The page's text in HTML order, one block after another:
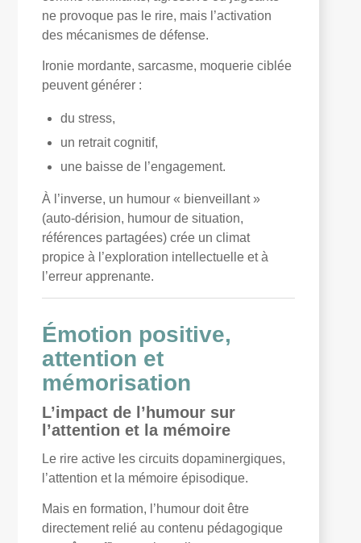
ne provoque pas le rire, mais l’activation
des mécanismes de défense.
Ironie mordante, sarcasme, moquerie ciblée
peuvent générer :
du stress,
un retrait cognitif,
une baisse de l’engagement.
À l’inverse, un humour « bienveillant »
(auto-dérision, humour de situation,
références partagées) crée un climat
propice à l’exploration intellectuelle et à
l’erreur apprenante.
Émotion positive,
attention et
mémorisation
L’impact de l’humour sur
l’attention et la mémoire
Le rire active les circuits dopaminergiques,
l’attention et la mémoire épisodique.
Mais en formation, l’humour doit être
directement relié au contenu pédagogique